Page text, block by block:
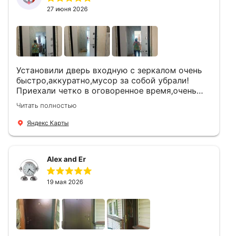
27 июня 2026
Установили дверь входную с зеркалом очень
быстро,аккуратно,мусор за собой убрали!
Приехали четко в оговоренное время,очень
вежливые,деликатные рабочие .Все
понравилось и дверь ,и работа и цена!
Читать полностью
Яндекс Карты
Alex and Er
19 мая 2026